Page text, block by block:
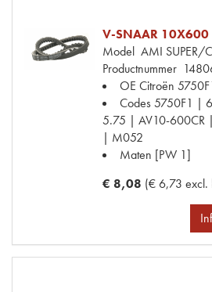
V-SNAAR 10X600
Model AMI
Productnummer
OE Citroën
Codes5750F1 |
5.75 | AV10-600CR
| M052
Maten [PW 1]
€ 8,08 (€ 6,73 excl.